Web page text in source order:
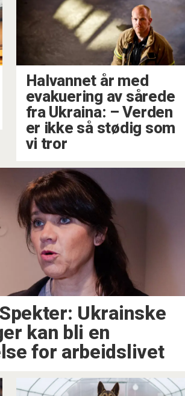
Halvannet år med
evakuering av sårede
fra Ukraina: –⁠ Verden
er ikke så stødig som
vi tror
Ukrainske
kan bli en
for arbeidslivet